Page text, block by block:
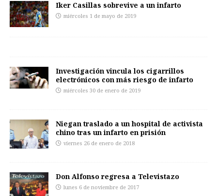
Iker Casillas sobrevive a un infarto
miércoles 1 de mayo de 2019
Investigación vincula los cigarrillos
electrónicos con más riesgo de infarto
miércoles 30 de enero de 2019
Niegan traslado a un hospital de activista
chino tras un infarto en prisión
viernes 26 de enero de 2018
Don Alfonso regresa a Televistazo
lunes 6 de noviembre de 2017